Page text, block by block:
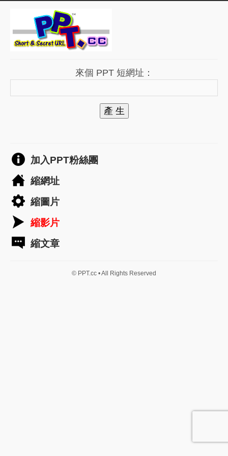
來個 PPT 短網址：
產 生
加入PPT粉絲團
縮網址
縮圖片
縮影片
縮文章
© PPT.cc • All Rights Reserved